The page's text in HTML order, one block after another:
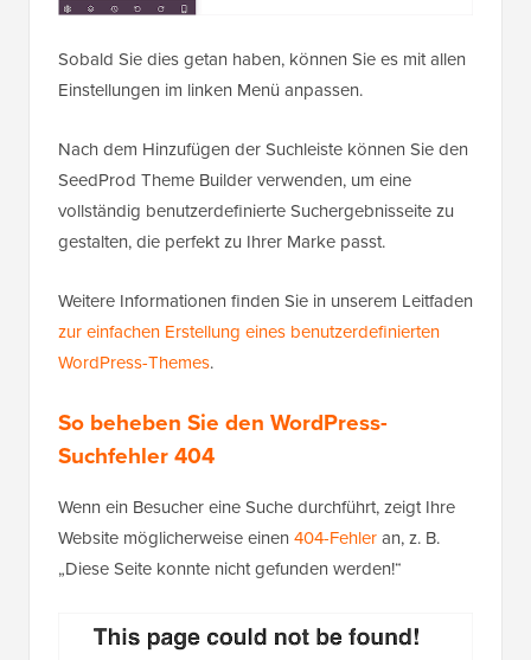
Sobald Sie dies getan haben, können Sie es mit allen
Einstellungen im linken Menü anpassen.
Nach dem Hinzufügen der Suchleiste können Sie den
SeedProd Theme Builder verwenden, um eine
vollständig benutzerdefinierte Suchergebnisseite zu
gestalten, die perfekt zu Ihrer Marke passt.
Weitere Informationen finden Sie in unserem Leitfaden
zur einfachen Erstellung eines benutzerdefinierten
WordPress-Themes.
So beheben Sie den WordPress-
Suchfehler 404
Wenn ein Besucher eine Suche durchführt, zeigt Ihre
Website möglicherweise einen 404-Fehleran, z. B.
„Diese Seite konnte nicht gefunden werden!“